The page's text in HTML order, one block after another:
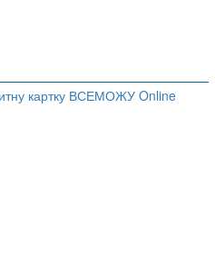
картку ВСЕМОЖУ Online